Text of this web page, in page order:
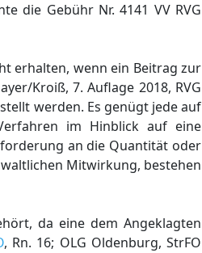
die Gebühr Nr. 4141 VV RVG
erhalten, wenn ein Beitrag zur
Kroiß, 7. Auflage 2018, RVG
werden. Es genügt jede auf
im Hinblick auf eine
an die Quantität oder
Mitwirkung, bestehen
da eine dem Angeklagten
, Rn. 16; OLG Oldenburg, StrFO